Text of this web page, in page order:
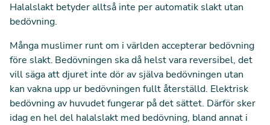
Halalslakt betyder alltså inte per automatik slakt utan
bedövning.
Många muslimer runt om i världen accepterar bedövning
före slakt. Bedövningen ska då helst vara reversibel, det
vill säga att djuret inte dör av själva bedövningen utan
kan vakna upp ur bedövningen fullt återställd. Elektrisk
bedövning av huvudet fungerar på det sättet. Därför sker
idag en hel del halalslakt med bedövning, bland annat i